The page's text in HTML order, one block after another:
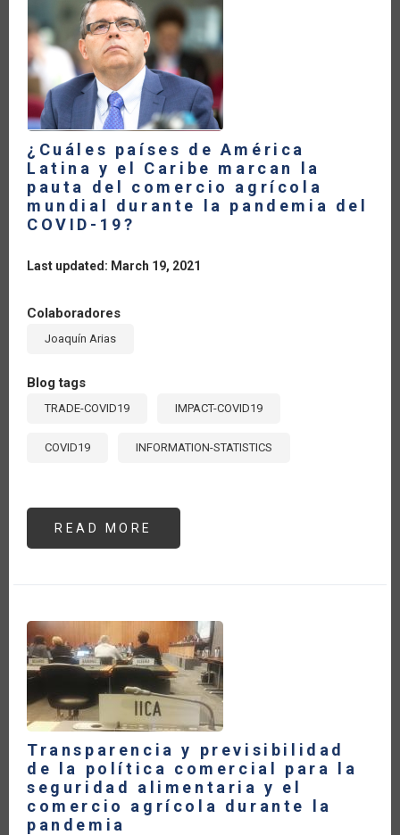
AMÉRICA
LATINA
Y
EL
CARIBE
DURANTE
LA
PANDEMIA
DEL
COVID-
19
¿Cuáles países de América
Latina y el Caribe marcan la
pauta del comercio agrícola
mundial durante la pandemia del
COVID-19?
Last updated: March 19, 2021
Colaboradores
Joaquín Arias
Blog tags
TRADE-COVID19 IMPACT-COVID19
COVID19 INFORMATION-STATISTICS
READ MORE
PAÍSES
CARIBE
MARCAN
LA
PAUTA
DEL
COMERCIO
AGRÍCOLA
MUNDIAL
DURANTE
LA
PANDEMIA
DEL
COVID-
19?
Transparencia y previsibilidad
de la política comercial para la
seguridad alimentaria y el
comercio agrícola durante la
pandemia